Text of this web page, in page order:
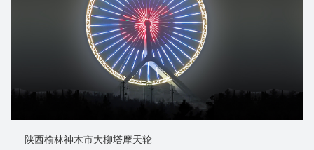
陕西榆林神木市大柳塔摩天轮